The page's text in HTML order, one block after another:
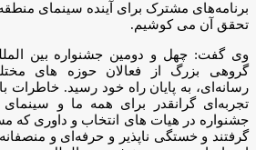
برنامه‌های مشترک برای آینده سینمای
تحقق آن می کوشیم.
وی گفت: چهل و دومین جشنواره بین
گروهی بزرگ از فعالان حوزه های
رسانه‌ای، به پایان راه خود رسید. خاطرات
تجربه‌ای گرانقدر برای همه ما و
جشنواره در هیات های انتخاب و داوری که
گرفتند و خستگی ناپذیر و حرفه‌ای و